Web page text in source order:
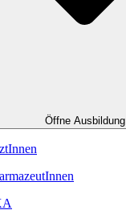
Öffne Ausbildung